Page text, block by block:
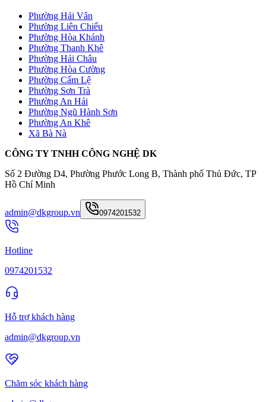
Phường Hải Vân
Phường Liên Chiểu
Phường Hòa Khánh
Phường Thanh Khê
Phường Hải Châu
Phường Hòa Cường
Phường Cẩm Lệ
Phường Sơn Trà
Phường An Hải
Phường Ngũ Hành Sơn
Phường An Khê
Xã Bà Nà
CÔNG TY TNHH CÔNG NGHỆ DK
Số 2 Đường D4, Phường Phước Long B, Thành phố Thủ Đức, TP
Hồ Chí Minh
admin@dkgroup.vn 0974201532
Hotline
0974201532
Hỗ trợ khách hàng
admin@dkgroup.vn
Chăm sóc khách hàng